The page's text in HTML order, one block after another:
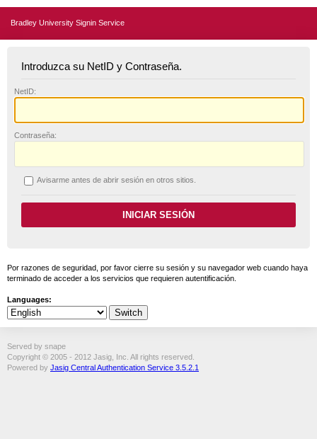
Bradley University Signin Service
Introduzca su NetID y Contraseña.
NetID:
Contraseña:
Avisarme antes de abrir sesión en otros sitios.
Por razones de seguridad, por favor cierre su sesión y su navegador web cuando haya
terminado de acceder a los servicios que requieren autentificación.
Languages:
Served by snape
Copyright © 2005 - 2012 Jasig, Inc. All rights reserved.
Powered by Jasig Central Authentication Service 3.5.2.1